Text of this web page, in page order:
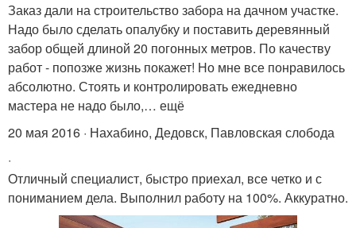
Заказ дали на строительство забора на дачном участке.
Надо было сделать опалубку и поставить деревянный
забор общей длиной 20 погонных метров. По качеству
работ - попозже жизнь покажет! Но мне все понравилось
абсолютно. Стоять и контролировать ежедневно
мастера не надо было,… ещё
20 мая 2016 · Нахабино, Дедовск, Павловская слобода
·
Отличный специалист, быстро приехал, все четко и с
пониманием дела. Выполнил работу на 100%. Аккуратно.